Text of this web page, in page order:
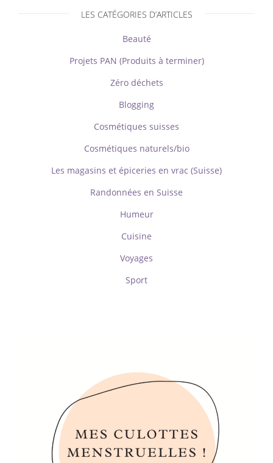
LES CATÉGORIES D’ARTICLES
Beauté
Projets PAN (Produits à terminer)
Zéro déchets
Blogging
Cosmétiques suisses
Cosmétiques naturels/bio
Les magasins et épiceries en vrac (Suisse)
Randonnées en Suisse
Humeur
Cuisine
Voyages
Sport